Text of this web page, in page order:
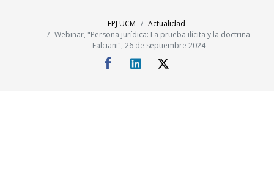
EPJ UCM
Actualidad
Webinar, "Persona jurídica: La prueba ilícita y la doctrina
Falciani", 26 de septiembre 2024